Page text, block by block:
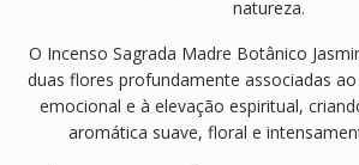
natureza.
O Incenso Sagrada Madre Botânico
duas flores profundamente associadas
emocional e à elevação espiritual,
aromática suave, floral e